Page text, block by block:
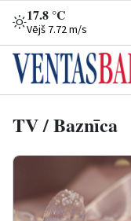
17.8 °C
Vējš 7.72 m/s
TV / Baznīca